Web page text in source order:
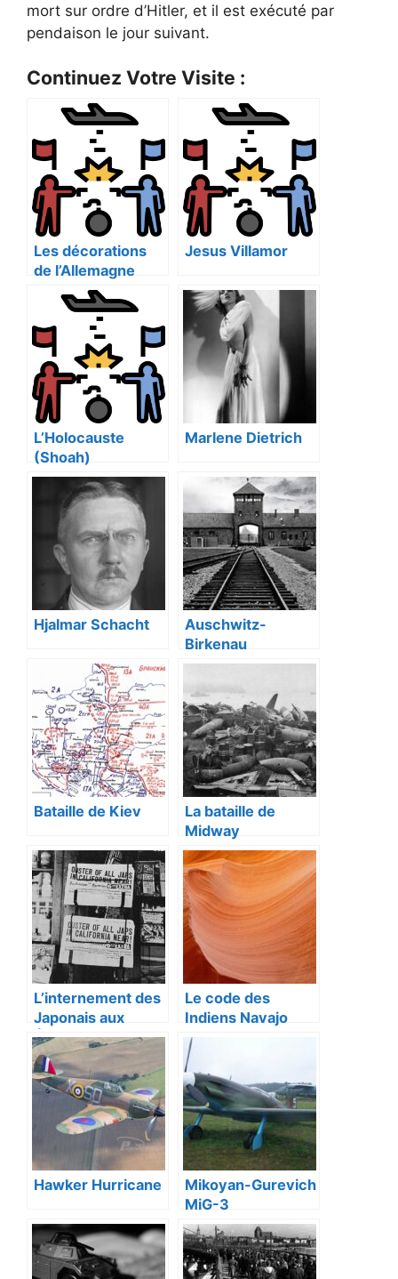
mort sur ordre d’Hitler, et il est exécuté par
pendaison le jour suivant.
Continuez Votre Visite :
Les décorations
de l’Allemagne
nazie
Jesus Villamor
L’Holocauste
(Shoah)
Marlene Dietrich
Hjalmar Schacht
Auschwitz-
Birkenau
Bataille de Kiev
La bataille de
Midway
L’internement des
Japonais aux
États-Unis.
Le code des
Indiens Navajo
dans la Seconde
Guerre mondiale
Hawker Hurricane
Mikoyan-Gurevich
MiG-3